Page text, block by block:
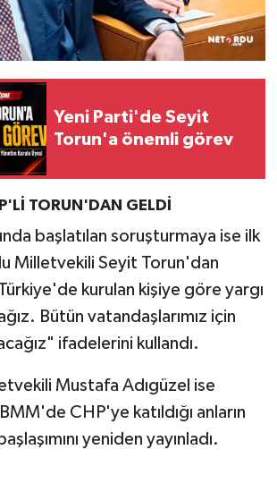
Yeni Parti'de Seyit
Torun'a önemli görev
TORUN'DAN GELDİ
başlatılan soruşturmaya ise ilk
Milletvekili Seyit Torun'dan
kurulan kişiye göre yargı
Bütün vatandaşlarımız için
ifadelerini kullandı.
Mustafa Adıgüzel ise
CHP'ye katıldığı anların
yeniden yayınladı.